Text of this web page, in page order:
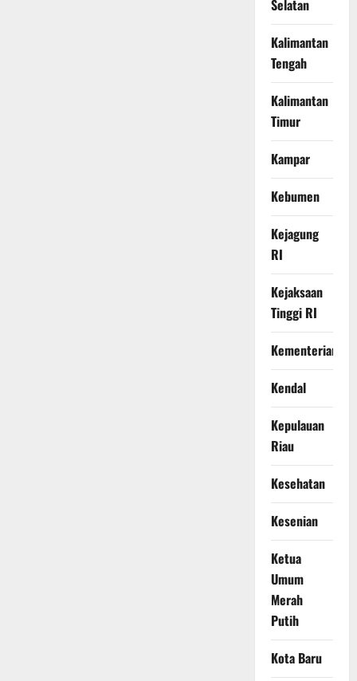
Selatan
Kalimantan
Tengah
Kalimantan
Timur
Kampar
Kebumen
Kejagung
RI
Kejaksaan
Tinggi RI
Kementerian
Kendal
Kepulauan
Riau
Kesehatan
Kesenian
Ketua
Umum
Merah
Putih
Kota Baru